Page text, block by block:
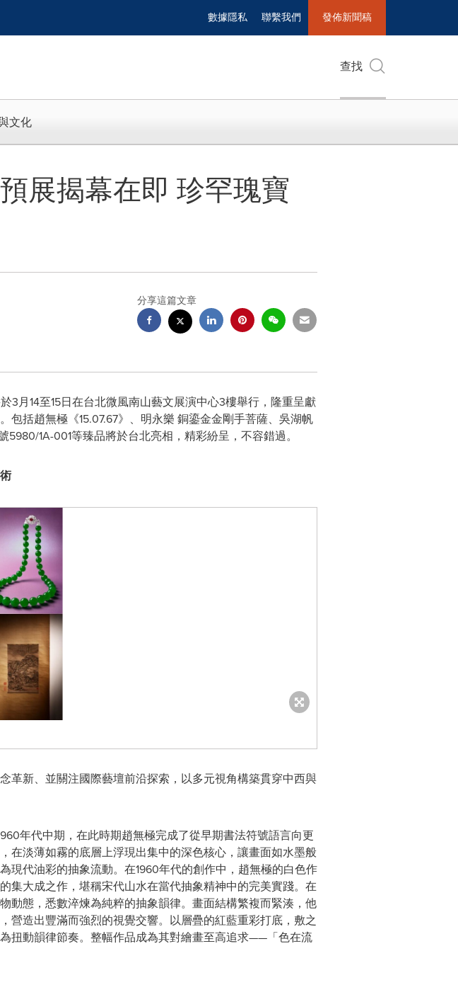
數據隱私 聯繫我們 發佈新聞稿
查找
文化
展揭幕在即 珍罕瑰寶
分享這篇文章
3月14至15日在台北微風南山藝文展演中心3樓舉行，隆重呈獻
括趙無極《15.07.67》、明永樂 銅鎏金金剛手菩薩、吳湖帆
1A-001等臻品將於台北亮相，精彩紛呈，不容錯過。
革新、並關注國際藝壇前沿探索，以多元視角構築貫穿中西與
年代中期，在此時期趙無極完成了從早期書法符號語言向更
在淡薄如霧的底層上浮現出集中的深色核心，讓畫面如水墨般
代油彩的抽象流動。在1960年代的創作中，趙無極的白色作
集大成之作，堪稱宋代山水在當代抽象精神中的完美實踐。在
動態，悉數淬煉為純粹的抽象韻律。畫面結構繁複而緊湊，他
營造出豐滿而強烈的視覺交響。以層疊的紅藍重彩打底，敷之
扭動韻律節奏。整幅作品成為其對繪畫至高追求——「色在流